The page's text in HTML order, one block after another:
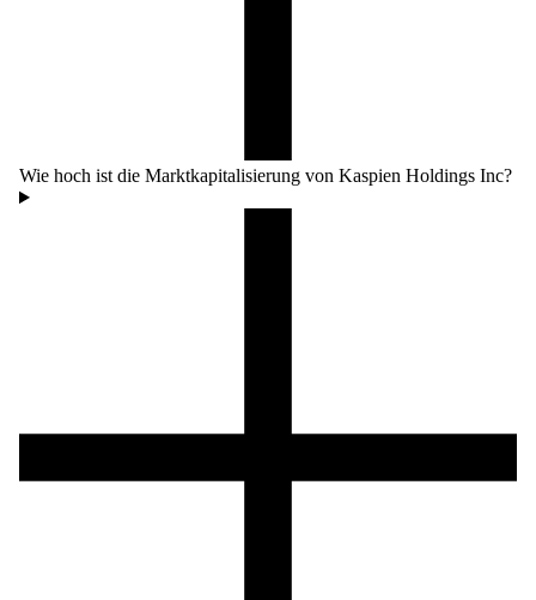
Wie hoch ist die Marktkapitalisierung von Kaspien Holdings Inc?